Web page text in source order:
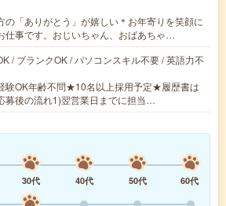
の「ありがとう」が嬉しい＊お年寄りを笑顔に
仕事です。おじいちゃん、おばあちゃ…
/ ブランクOK / パソコンスキル不要 / 英語力不
験OK年齢不問★10名以上採用予定★履歴書は
募後の流れ1)翌営業日までに担当…
30代 40代 50代
60代